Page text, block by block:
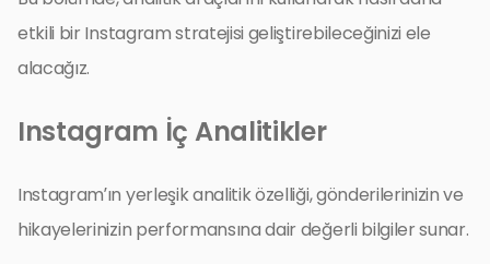
etkili bir Instagram stratejisi geliştirebileceğinizi ele
alacağız.
Instagram İç Analitikler
Instagram’ın yerleşik analitik özelliği, gönderilerinizin ve
hikayelerinizin performansına dair değerli bilgiler sunar.